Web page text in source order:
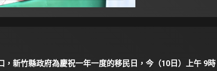
，新竹縣政府為慶祝一年一度的移民日，今（10日）上午 9時